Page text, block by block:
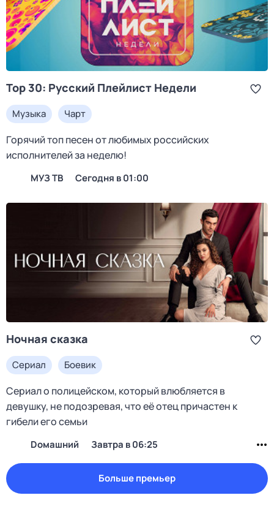
Top 30: Русский Плейлист Недели
Музыка Чарт
Горячий топ песен от любимых российских
исполнителей за неделю!
МУЗ ТВ Сегодня в 01:00
Ночная сказка
Сериал Боевик
Сериал о полицейском, который влюбляется в
девушку, не подозревая, что её отец причастен к
гибели его семьи
Dомашний Завтра в 06:25
Больше премьер